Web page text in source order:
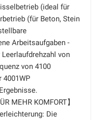
(ideal für
(für Beton, Stein
Arbeitsaufgaben -
von
von 4100
4001WP
MEHR KOMFORT】
Die